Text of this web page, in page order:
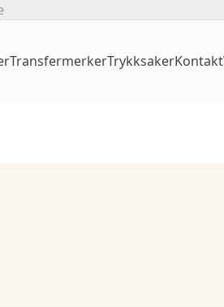
TransfermerkerTrykksakerKontakt